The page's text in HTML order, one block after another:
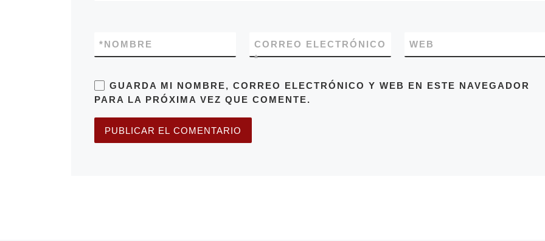
NOMBRE
*
CORREO ELECTRÓNICO
*
WEB
GUARDA MI NOMBRE, CORREO ELECTRÓNICO Y WEB EN ESTE NAVEGADOR
PARA LA PRÓXIMA VEZ QUE COMENTE.